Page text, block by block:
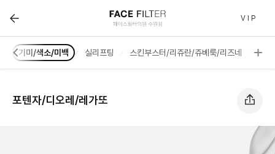
포텐자/디오레/레가또 :: 페이스필터 수원점 | 호매실 수원
V I P
기미/색소/미백 실리프팅 스킨부스터/리쥬란/쥬베룩/리즈네 여드
포텐자/디오레/레가또